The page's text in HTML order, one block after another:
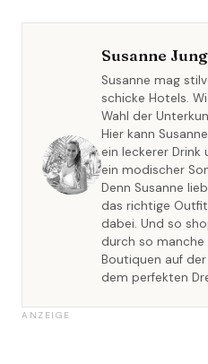
Susanne
Susanne mag
schicke Hotels.
Wahl der
Hier kann
ein leckerer Drink
ein modischer
Denn Susanne
das richtige
dabei. Und so
durch so
Boutiquen auf
dem perfekten
ANZEIGE